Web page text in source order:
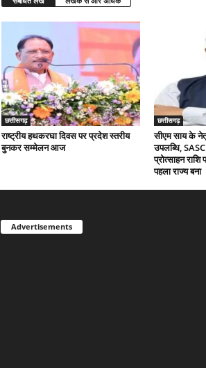
छत्तीसगढ़
राष्ट्रीय हथकरघा दिवस पर प्रदेश स्तरीय
बुनकर सम्मेलन आज
छत्तीसगढ़
सीएम साय के
उपलब्धि,
प्रोत्साहन
पहला राज्य बना
Advertisements